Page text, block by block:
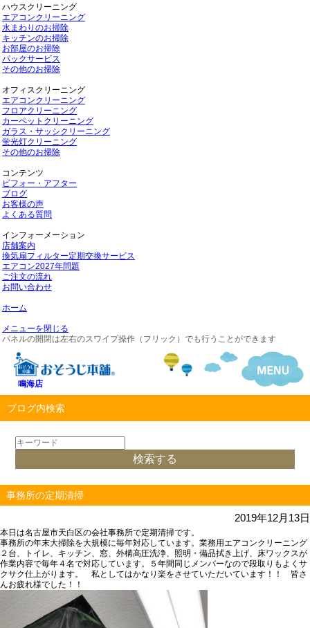
ハウスクリーニング
エアコンクリーニング
水まわりのお掃除
キッチンのお掃除
お部屋のお掃除
パックサービス
その他のお掃除
オフィスクリーニング
エアコンクリーニング
フロアクリーニング
カーペットクリーニング
ガラス・サッシクリーニング
蛍光灯クリーニング
その他のお掃除
コンテンツ
ビフォー・アフター
ブログ
お客様の声
よくある質問
インフォーメーション
店舗案内
換気扇フィルター定期交換サービス
エアコン2027年問題
ご注文の流れ
お問い合わせ
ホーム
メニューを閉じる
パネルの開閉は左右のスワイプ操作（フリック）でも行うことができます
鳴海店
ブログ内検索
事務所の定期清掃
2019年12月13日
本日は名古屋市天白区の会社事務所で定期清掃です。
事務所の年末大掃除を大規模に毎年対応しています。業務用エアコンクリーニング
２台、トイレ、キッチン、窓、外構高圧洗浄、照明・備品拭き上げ、床ワックスが
作業内容で毎年４名で対応しています。５年間同じメンバーなので段取りもよくサ
クサク仕上がります。 私としてはかなり楽をさせていただいています！！ 皆さ
んお疲れ様でした！！